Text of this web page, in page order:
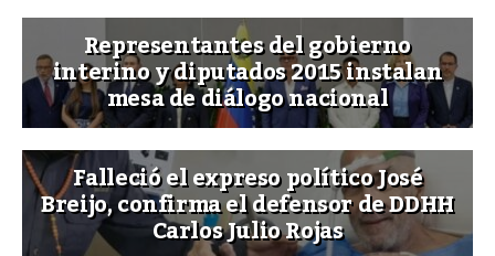
Representantes del gobierno
interino y diputados 2015 instalan
mesa de diálogo nacional
Falleció el expreso político José
Breijo, confirma el defensor de DDHH
Carlos Julio Rojas